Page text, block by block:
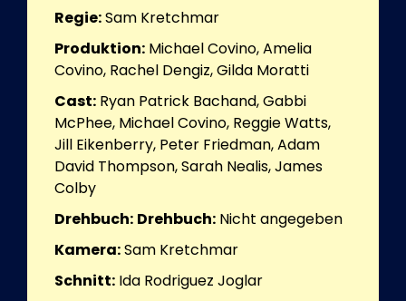
Regie:Sam Kretchmar
Produktion: Michael Covino, Amelia
Covino, Rachel Dengiz, Gilda Moratti
Cast: Ryan Patrick Bachand, Gabbi
McPhee, Michael Covino, Reggie Watts,
Jill Eikenberry, Peter Friedman, Adam
David Thompson, Sarah Nealis, James
Colby
Drehbuch: Drehbuch: Nicht angegeben
Kamera:Sam Kretchmar
Schnitt: Ida Rodriguez Joglar